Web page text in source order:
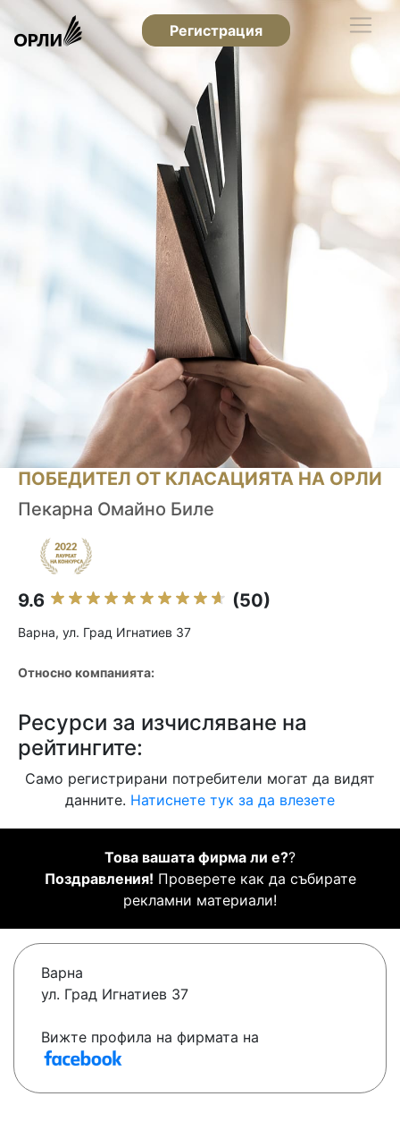
Регистрация
ПОБЕДИТЕЛ ОТ КЛАСАЦИЯТА НА ОРЛИ
Пекарна Омайно Биле
9.6 (50)
Варна, ул. Град Игнатиев 37
Относно компанията:
Ресурси за изчисляване на
рейтингите:
Само регистрирани потребители могат да видят
данните. Натиснете тук за да влезете
Това вашата фирма ли е??
Поздравления! Проверете как да събирате
рекламни материали!
Варна
ул. Град Игнатиев 37
Вижте профила на фирмата на